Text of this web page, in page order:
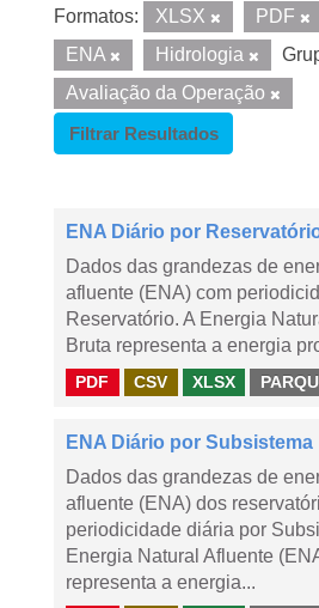
Formatos: XLSX PDF
ENA
Hidrologia
Avaliação da Operação
Filtrar Resultados
ENA Diário por
Dados das grandezas de
afluente (ENA) com
Reservatório. A Energia
Bruta representa a energia
PDF CSV XLSX
ENA Diário por Subsistema
Dados das grandezas de
afluente (ENA) dos
periodicidade diária por
Energia Natural Afluente
representa a energia...